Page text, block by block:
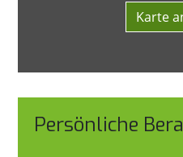
Karte
Persönliche